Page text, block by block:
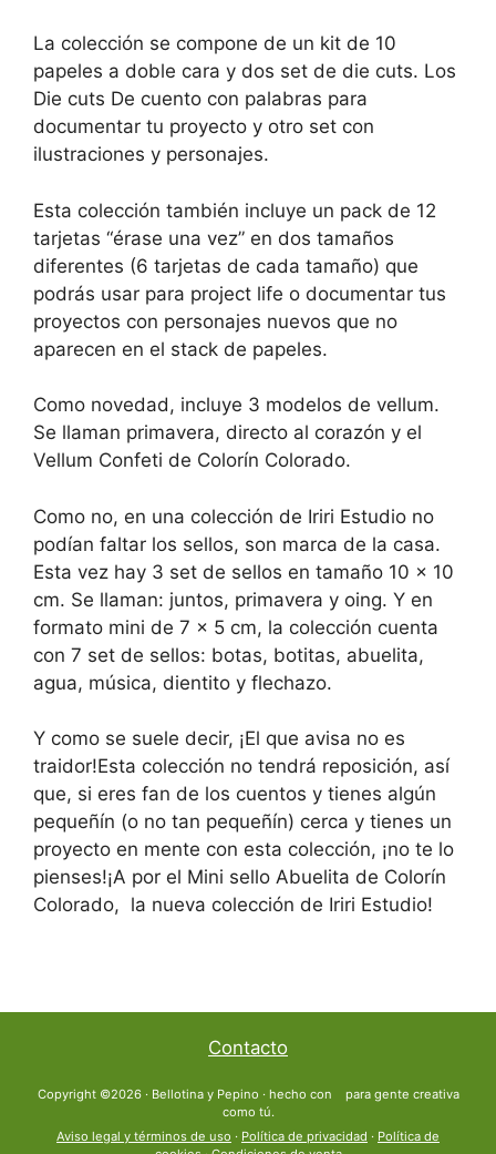
La colección se compone de un kit de 10
papeles a doble cara y dos set de die cuts. Los
Die cuts De cuento con palabras para
documentar tu proyecto y otro set con
ilustraciones y personajes.
Esta colección también incluye un pack de 12
tarjetas “érase una vez” en dos tamaños
diferentes (6 tarjetas de cada tamaño) que
podrás usar para project life o documentar tus
proyectos con personajes nuevos que no
aparecen en el stack de papeles.
Como novedad, incluye 3 modelos de vellum.
Se llaman primavera, directo al corazón y el
Vellum Confeti de Colorín Colorado.
Como no, en una colección de Iriri Estudio no
podían faltar los sellos, son marca de la casa.
Esta vez hay 3 set de sellos en tamaño 10 x 10
cm. Se llaman: juntos, primavera y oing. Y en
formato mini de 7 x 5 cm, la colección cuenta
con 7 set de sellos: botas, botitas, abuelita,
agua, música, dientito y flechazo.
Y como se suele decir, ¡El que avisa no es
traidor!Esta colección no tendrá reposición, así
que, si eres fan de los cuentos y tienes algún
pequeñín (o no tan pequeñín) cerca y tienes un
proyecto en mente con esta colección, ¡no te lo
pienses!¡A por el Mini sello Abuelita de Colorín
Colorado, la nueva colección de Iriri Estudio!
Contacto
Copyright ©2026 · Bellotina y Pepino · hecho con
para gente creativa
como tú.
Aviso legal y términos de uso · Política de privacidad · Política de